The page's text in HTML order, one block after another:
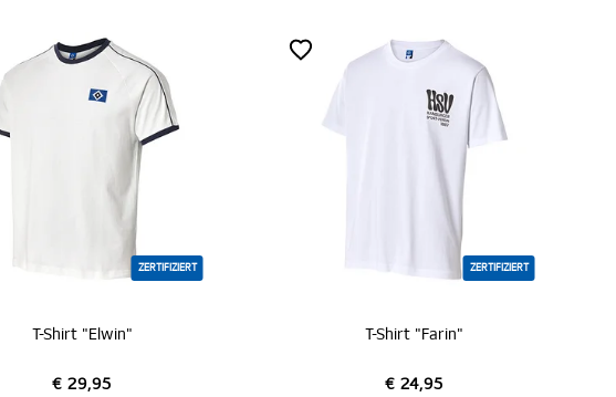
ZERTIFIZIERT
T-Shirt "Elwin"
€ 29,95
ZERTIFIZIERT
T-Shirt "Farin"
€ 24,95